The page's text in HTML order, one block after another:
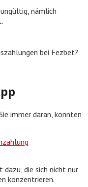
nämlich
bei Fezbet?
immer daran, konnten
dazu, die sich nicht nur
konzentrieren.